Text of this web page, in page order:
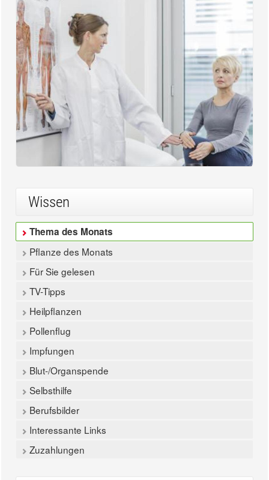
Wissen
Thema des Monats
Pflanze des Monats
Für Sie gelesen
TV-Tipps
Heilpflanzen
Pollenflug
Impfungen
Blut-/Organspende
Selbsthilfe
Berufsbilder
Interessante Links
Zuzahlungen